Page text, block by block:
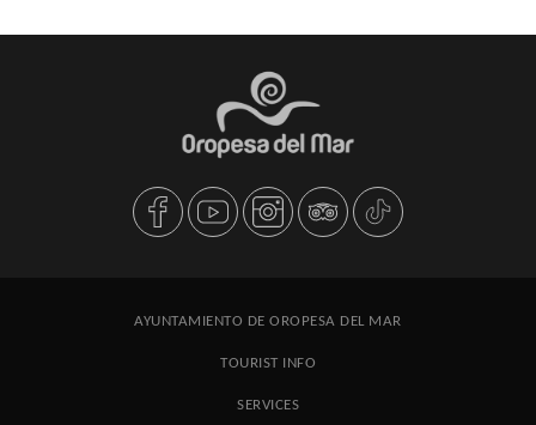
AYUNTAMIENTO DE OROPESA DEL MAR
TOURIST INFO
SERVICES